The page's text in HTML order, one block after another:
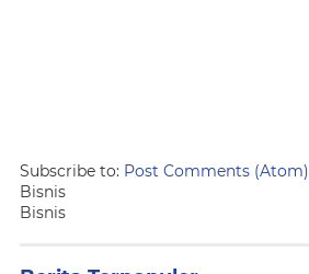
Subscribe to: Post Comments (Atom)
Bisnis
Bisnis